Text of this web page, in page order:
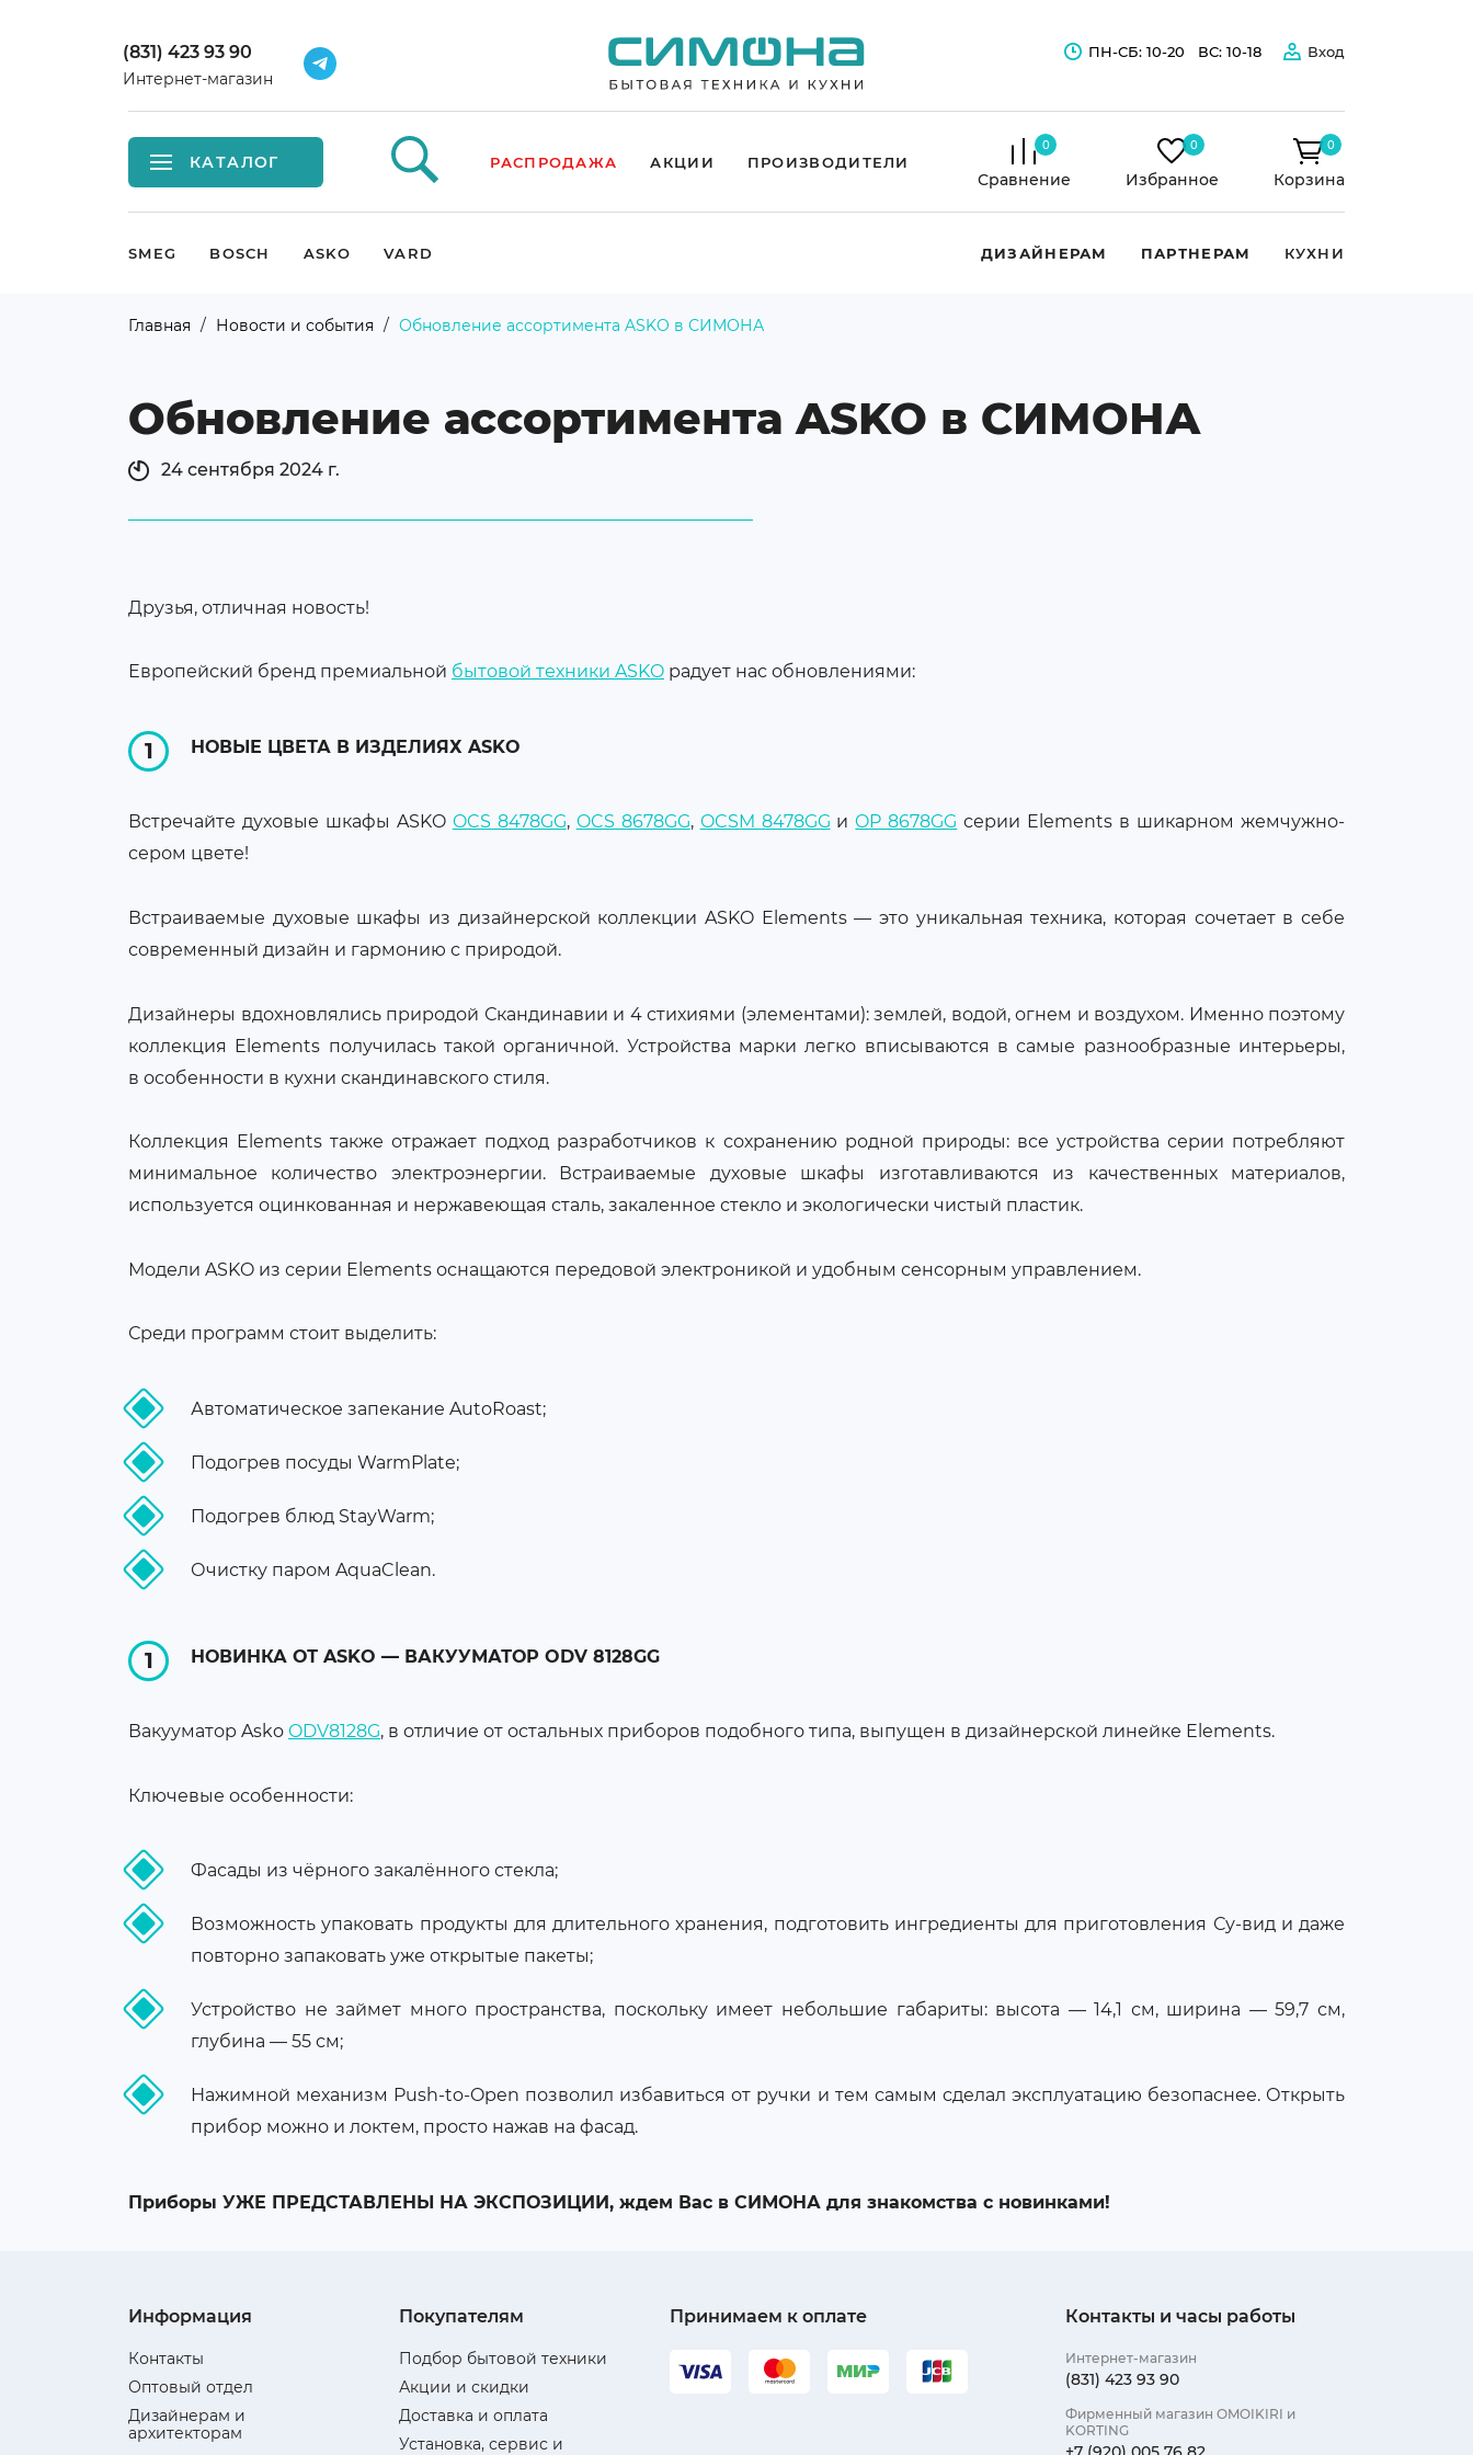
(831) 423 93 90
Интернет-магазин
ПН-СБ: 10-20 ВС: 10-18 Вход
КАТАЛОГ
Мойки и смесители
Климатическая техника
РАСПРОДАЖА АКЦИИ ПРОИЗВОДИТЕЛИ
Сравнение
0
Избранное
0
Корзина
0
SMEG BOSCH ASKO VARD ДИЗАЙНЕРАМ ПАРТНЕРАМ КУХНИ
Главная Новости и события Обновление ассортимента ASKO в СИМОНА
Обновление ассортимента ASKO в СИМОНА
24 сентября 2024 г.
Друзья, отличная новость!
Европейский бренд премиальной бытовой техники ASKO радует нас обновлениями:
НОВЫЕ ЦВЕТА В ИЗДЕЛИЯХ ASKO
Встречайте духовые шкафы ASKO OCS 8478GG, OCS 8678GG, OCSM 8478GG иOP 8678GG серии Elements в шикарном жемчужно-
сером цвете!
Встраиваемые духовые шкафы из дизайнерской коллекции ASKO Elements — это уникальная техника, которая сочетает в себе
современный дизайн и гармонию с природой.
Дизайнеры вдохновлялись природой Скандинавии и 4 стихиями (элементами): землей, водой, огнем и воздухом. Именно поэтому
коллекция Elements получилась такой органичной. Устройства марки легко вписываются в самые разнообразные интерьеры,
в особенности в кухни скандинавского стиля.
Коллекция Elements также отражает подход разработчиков к сохранению родной природы: все устройства серии потребляют
минимальное количество электроэнергии. Встраиваемые духовые шкафы изготавливаются из качественных материалов,
используется оцинкованная и нержавеющая сталь, закаленное стекло и экологически чистый пластик.
Модели ASKO из серии Elements оснащаются передовой электроникой и удобным сенсорным управлением.
Среди программ стоит выделить:
Автоматическое запекание AutoRoast;
Подогрев посуды WarmPlate;
Подогрев блюд StayWarm;
Очистку паром AquaClean.
НОВИНКА ОТ ASKO — ВАКУУМАТОР ODV 8128GG
Вакууматор Asko ODV8128G, в отличие от остальных приборов подобного типа, выпущен в дизайнерской линейке Elements.
Ключевые особенности:
Фасады из чёрного закалённого стекла;
Возможность упаковать продукты для длительного хранения, подготовить ингредиенты для приготовления Су-вид и даже
повторно запаковать уже открытые пакеты;
Устройство не займет много пространства, поскольку имеет небольшие габариты: высота — 14,1 см, ширина — 59,7 см,
глубина — 55 см;
Нажимной механизм Push-to-Open позволил избавиться от ручки и тем самым сделал эксплуатацию безопаснее. Открыть
прибор можно и локтем, просто нажав на фасад.
Приборы УЖЕ ПРЕДСТАВЛЕНЫ НА ЭКСПОЗИЦИИ, ждем Вас в СИМОНА для знакомства с новинками!
Информация
Контакты
Оптовый отдел
Дизайнерам и
архитекторам
Покупателям
Подбор бытовой техники
Акции и скидки
Доставка и оплата
Установка, сервис и
Контакты и часы работы
Интернет-магазин
(831) 423 93 90
Фирменный магазин OMOIKIRI и
KORTING
Принимаем к оплате